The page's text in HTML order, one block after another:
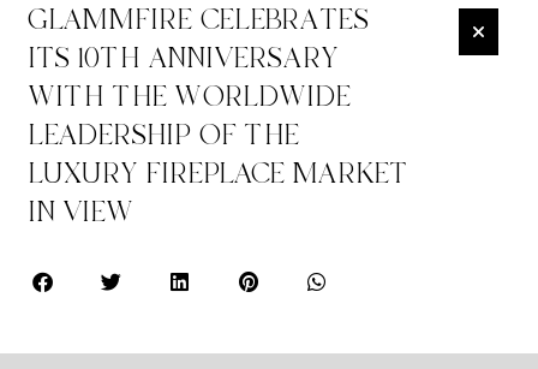
GLAMMFIRE CELEBRATES
ITS 10TH ANNIVERSARY
WITH THE WORLDWIDE
LEADERSHIP OF THE
LUXURY FIREPLACE MARKET
IN VIEW